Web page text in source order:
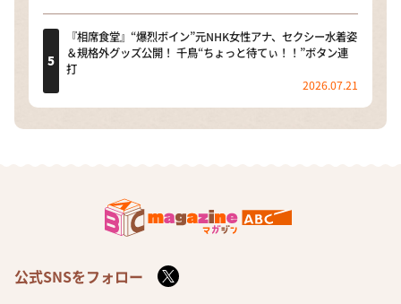
『相席食堂』“爆烈ボイン”元NHK女性アナ、セクシー水着姿
＆規格外グッズ公開！ 千鳥“ちょっと待てぃ！！”ボタン連
打
2026.07.21
公式SNSをフォロー